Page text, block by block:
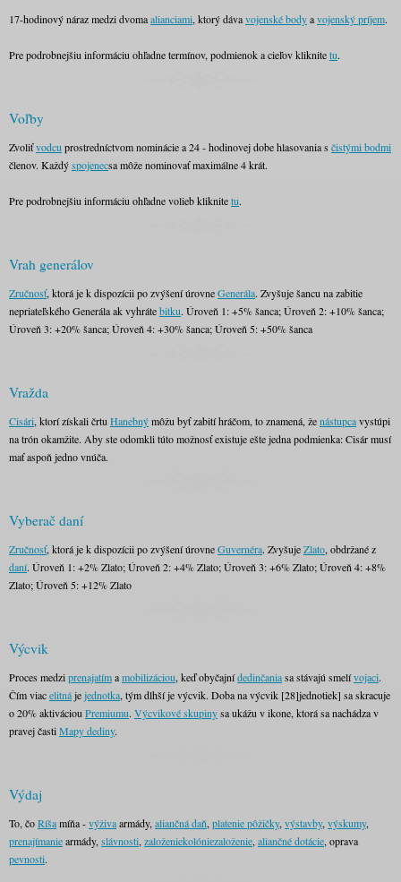
17-hodinový náraz medzi dvomaalianciami, ktorý dávavojenské bodyavojenský príjem.
Pre podrobnejšiu informáciu ohľadne termínov, podmienok a cieľov kliknitetu.
Voľby
Zvoliťvodcu prostredníctvom nominácie a 24 - hodinovej dobe hlasovania s čistými bodmi
členov. Každýspojenecsa môže nominovať maximálne 4 krát.
Pre podrobnejšiu informáciu ohľadne volieb kliknitetu.
Vrah generálov
Zručnosť, ktorá je k dispozícii po zvýšení úrovneGenerála. Zvyšuje šancu na zabitie
nepriateľského Generála ak vyhrátebitku. Úroveň 1: +5% šanca; Úroveň 2: +10% šanca;
Úroveň 3: +20% šanca; Úroveň 4: +30% šanca; Úroveň 5: +50% šanca
Vražda
Cisári, ktorí získali črtu Hanebnýmôžu byť zabití hráčom, to znamená, ženástupcavystúpi
na trón okamžite. Aby ste odomkli túto možnosť existuje ešte jedna podmienka: Cisár musí
mať aspoň jedno vnúča.
Vyberač daní
Zručnosť, ktorá je k dispozícii po zvýšení úrovneGuvernéra. ZvyšujeZlato, obdržané z
daní. Úroveň 1: +2% Zlato; Úroveň 2: +4% Zlato; Úroveň 3: +6% Zlato; Úroveň 4: +8%
Zlato; Úroveň 5: +12% Zlato
Výcvik
Proces medziprenajatímamobilizáciou, keď obyčajnídedinčaniasa stávajú smelívojaci.
Čím viacelitnájejednotka, tým dlhší je výcvik. Doba na výcvik [28]jednotiek] sa skracuje
o 20% aktiváciou Premiumu. Výcvikové skupinysa ukážu v ikone, ktorá sa nachádza v
pravej častiMapy dediny.
Výdaj
To, čoRíšamíňa -výživaarmády, aliančná daň, platenie pôžičky, výstavby, výskumy,
prenajímaniearmády, slávnosti, založeniekolóniеzaloženie, aliančné dotácie, oprava
pevnosti.